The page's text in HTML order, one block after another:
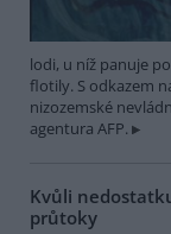
lodi, u níž panuje
flotily. S odkazem
nizozemské
agentura AFP.
Kvůli
průtoky